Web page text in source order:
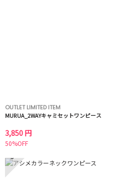
OUTLET LIMITED ITEM
MURUA_2WAYキャミセットワンピース
3,850 円
50%OFF
5